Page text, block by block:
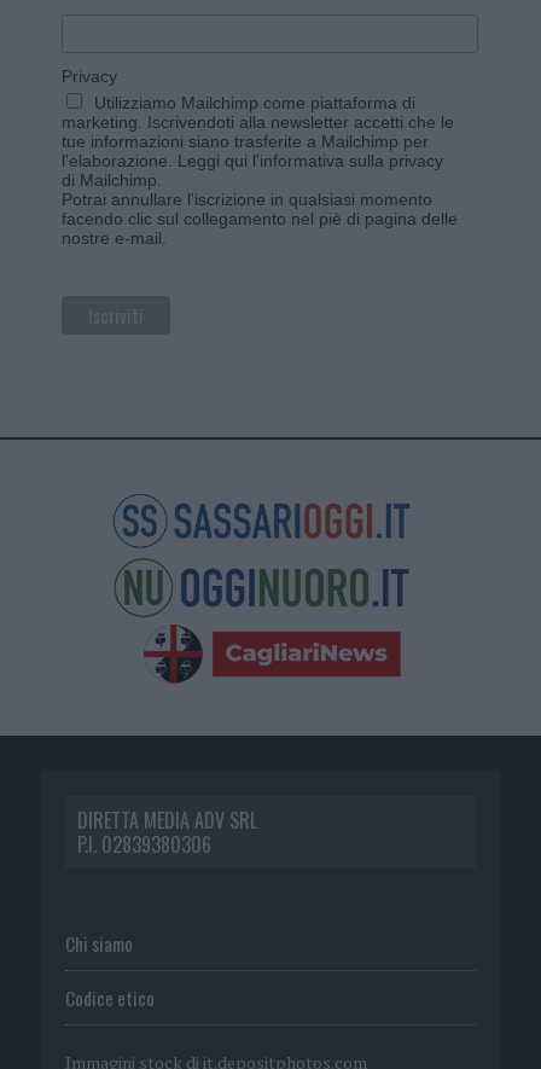
Privacy
Utilizziamo Mailchimp come piattaforma di
marketing. Iscrivendoti alla newsletter accetti che le
tue informazioni siano trasferite a Mailchimp per
l'elaborazione. Leggi qui l'informativa sulla privacy
di Mailchimp
Potrai annullare l'iscrizione in qualsiasi momento
facendo clic sul collegamento nel piè di pagina delle
nostre e-mail.
DIRETTA MEDIA ADV SRL
P.I. 02839380306
Chi siamo
Codice etico
Immagini stock di it.depositphotos.com